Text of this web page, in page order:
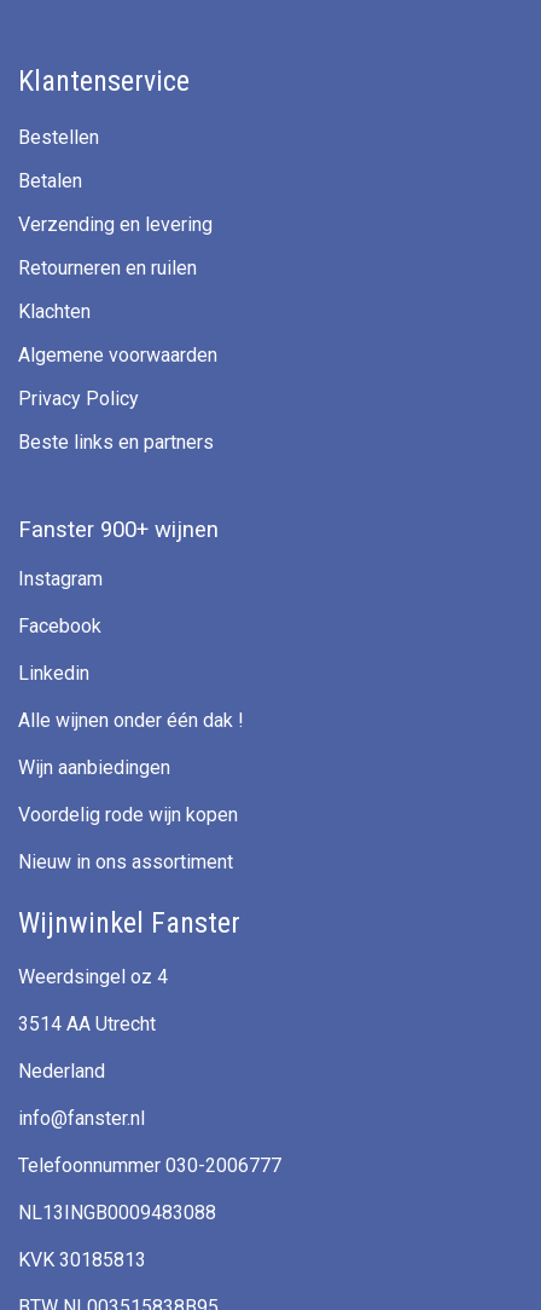
Klantenservice
Bestellen
Betalen
Verzending en levering
Retourneren en ruilen
Klachten
Algemene voorwaarden
Privacy Policy
Beste links en partners
Fanster 900+ wijnen
Instagram
Facebook
Linkedin
Alle wijnen onder één dak !
Wijn aanbiedingen
Voordelig rode wijn kopen
Nieuw in ons assortiment
Wijnwinkel Fanster
Weerdsingel oz 4
3514 AA Utrecht
Nederland
info@fanster.nl
Telefoonnummer 030-2006777
NL13INGB0009483088
KVK 30185813